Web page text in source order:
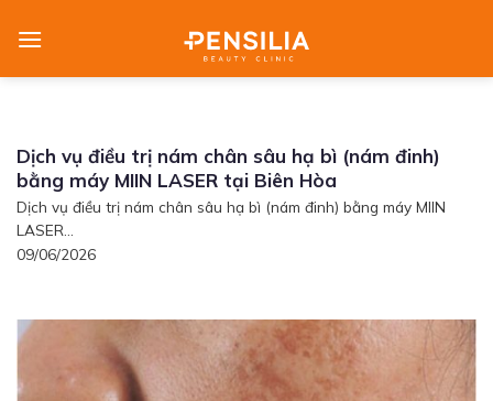
Dịch vụ điều trị nám chân sâu hạ bì (nám đinh)
bằng máy MIIN LASER tại Biên Hòa
Dịch vụ điều trị nám chân sâu hạ bì (nám đinh) bằng máy MIIN
LASER...
09/06/2026